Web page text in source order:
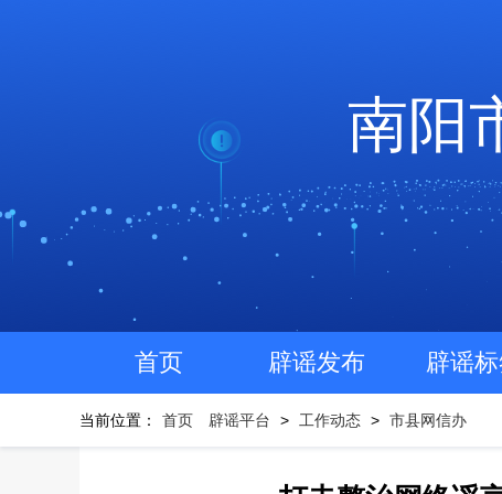
南阳
首页 辟谣发布 辟谣
当前位置： 首页 辟谣平台 > 工作动态 > 市县网信办